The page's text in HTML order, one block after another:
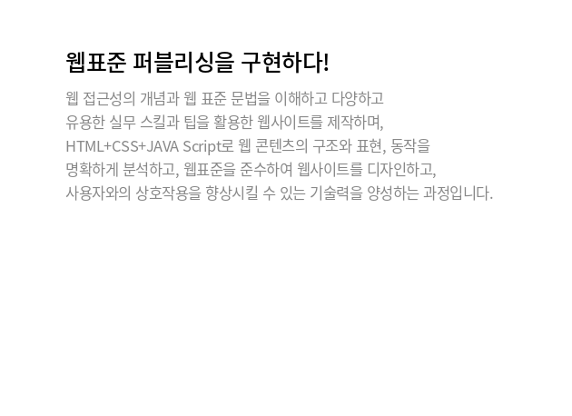
웹표준 퍼블리싱을 구현하다!
웹 접근성의 개념과 웹 표준 문법을 이해하고 다양하고
유용한 실무 스킬과 팁을 활용한 웹사이트를 제작하며,
HTML+CSS+JAVA Script로 웹 콘텐츠의 구조와 표현, 동작을
명확하게 분석하고, 웹표준을 준수하여 웹사이트를 디자인하고,
사용자와의 상호작용을 향상시킬 수 있는 기술력을 양성하는 과정입니다.